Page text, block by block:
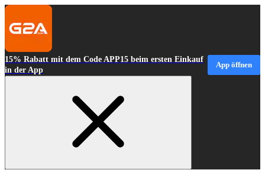
15% Rabatt mit dem Code APP15 beim ersten Einkauf
in der App
App öffnen